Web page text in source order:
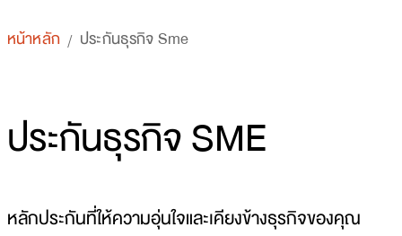
หน้าหลัก / ประกันธุรกิจ Sme
ประกันธุรกิจ SME
หลักประกันที่ให้ความอุ่นใจและเคียงข้างธุรกิจของคุณ